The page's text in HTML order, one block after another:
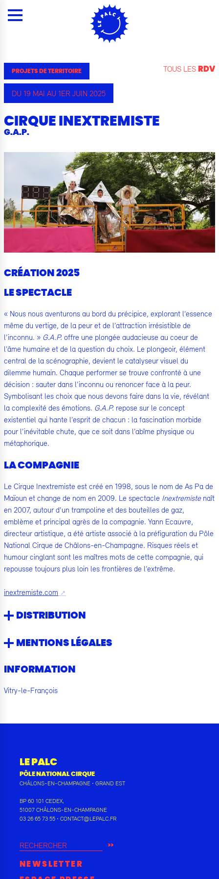
Panneau de gestion des cookies
Menu Rechercher Contacts
PROJETS DE TERRITOIRE
DU 19 MAI AU 1ER JUIN 2025
TOUS LES RDV
CIRQUE INEXTREMISTE
G.A.P.
CRÉATION 2025
LE SPECTACLE
« Nous nous aventurons au bord du précipice, explorant l’essence
même du vertige, de la peur et de l’attraction irrésistible de
l’inconnu. » G.A.P. offre une plongée audacieuse au coeur de
l’âme humaine et de la question du choix. Le plongeoir, élément
central de la scénographie, devient le catalyseur visuel du
dilemme humain. Chaque performer se trouve confronté à une
décision : sauter dans l’inconnu ou renoncer face à la peur.
Symbolisant les choix que nous devons faire dans la vie, révélant
la complexité des émotions. G.A.P. repose sur le concept
existentiel qui hante l’esprit de chacun : la fascination morbide
pour l’inévitable chute, que ce soit dans l’abîme physique ou
métaphorique.
LA COMPAGNIE
Le Cirque Inextremiste est créé en 1998, sous le nom de As Pa de
Maïoun et change de nom en 2009. Le spectacle Inextremistenaît
en 2007, autour d’un trampoline et des bouteilles de gaz,
emblème et principal agrès de la compagnie. Yann Ecauvre,
directeur artistique, a été artiste associé à la préfiguration du Pôle
National Cirque de Châlons-en-Champagne. Risques réels et
humour cinglant sont les maîtres mots de cette compagnie, qui
repousse toujours plus loin les frontières de l’extrême.
inextremiste.com
DISTRIBUTION
MENTIONS LÉGALES
INFORMATION
Vitry-le-François
LE PALC
PÔLE NATIONAL CIRQUE
CHÂLONS-EN-CHAMPAGNE • GRAND EST
BP 60 101 CEDEX,
51007 CHÂLONS-EN-CHAMPAGNE
03 26 65 73 55 • CONTACT@LEPALC.FR
RECHERCHER
NEWSLETTER